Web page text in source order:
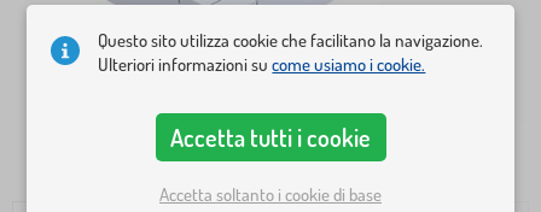
Questo sito utilizza cookie che facilitano la navigazione.
Ulteriori informazioni sucome usiamo i cookie.
Accetta tutti i cookie
Accetta soltanto i cookie di base